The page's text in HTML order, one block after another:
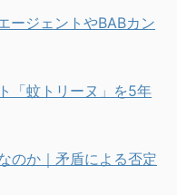
ージェントやBABカン
「蚊トリーヌ」を5年
のか｜矛盾による否定